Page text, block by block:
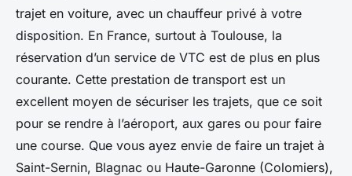
trajet en voiture, avec un chauffeur privé à votre
disposition. En France, surtout à Toulouse, la
réservation d’un service de VTC est de plus en plus
courante. Cette prestation de transport est un
excellent moyen de sécuriser les trajets, que ce soit
pour se rendre à l’aéroport, aux gares ou pour faire
une course. Que vous ayez envie de faire un trajet à
Saint-Sernin, Blagnac ou Haute-Garonne (Colomiers),